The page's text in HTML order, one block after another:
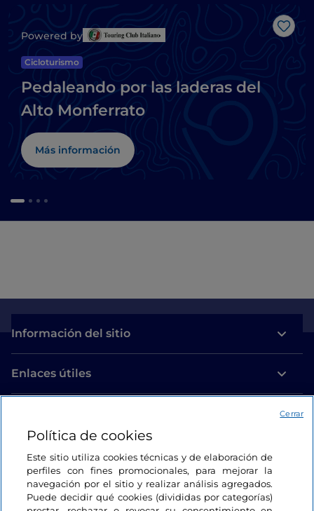
Me
Powered by
Cicloturismo
Pedaleando por las laderas del
Alto Monferrato
Más información
Información del sitio
Enlaces útiles
Estamos en contacto
Política de cookies
Este sitio utiliza cookies técnicas y de elaboración de
perfiles con fines promocionales, para mejorar la
navegación por el sitio y realizar análisis agregados.
Puede decidir qué cookies (divididas por categorías)
Cerrar